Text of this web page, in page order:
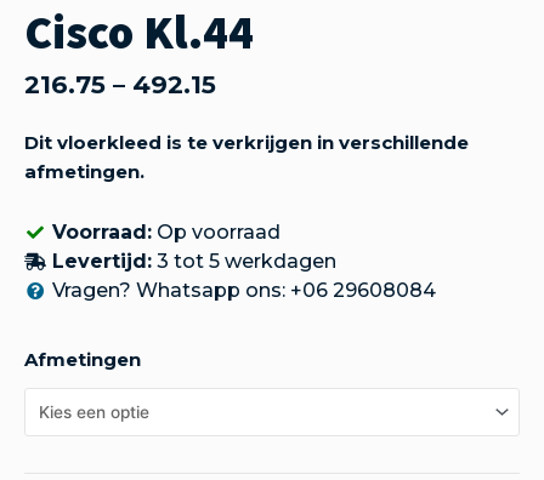
Cisco Kl.44
216.75 – 492.15
Dit vloerkleed is te verkrijgen in verschillende
afmetingen.
Voorraad:Op voorraad
Levertijd:3 tot 5 werkdagen
Vragen? Whatsapp ons: +06 29608084
Afmetingen